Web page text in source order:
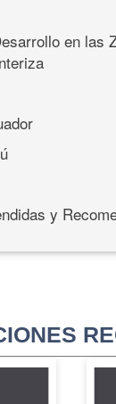
en las
y